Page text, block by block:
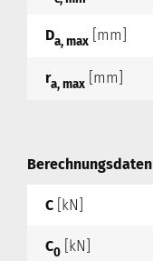
Da, max [mm]
ra, max [mm]
Berechnungsdaten
C [kN]
C0 [kN]